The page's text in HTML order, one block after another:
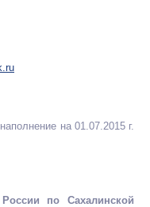
на 01.07.2015 г.
по Сахалинской